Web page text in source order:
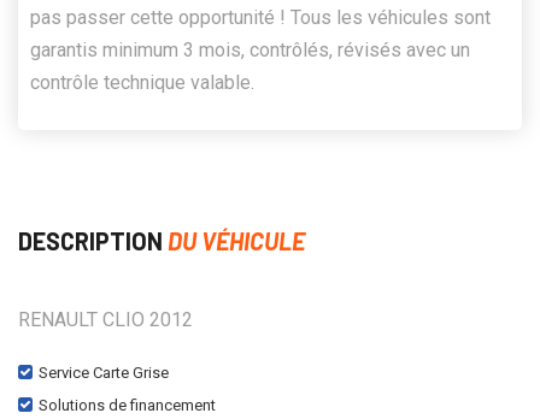
pas passer cette opportunité ! Tous les véhicules sont
garantis minimum 3 mois, contrôlés, révisés avec un
contrôle technique valable.
DESCRIPTION DU VÉHICULE
RENAULT CLIO 2012
Service Carte Grise
Solutions de financement